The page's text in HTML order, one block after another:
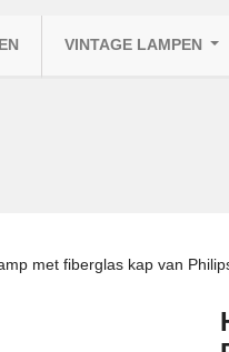
VINTAGE LAMPEN
met fiberglas kap van